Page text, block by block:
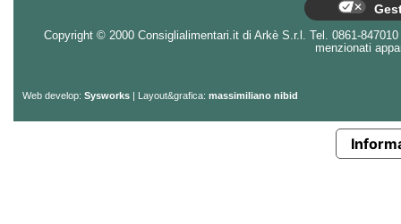
Copyright © 2000 Consiglialimentari.it di Arkè S.r.l. Tel. 0861-
menzionati
Web develop: Sysworks | Layout&grafica: massimiliano nibid